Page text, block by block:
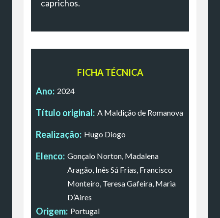
caprichos.
FICHA TÉCNICA
Ano: 2024
Título original: A Maldição de Romanova
Realização: Hugo Diogo
Elenco: Gonçalo Norton, Madalena
Aragão, Inês Sá Frias, Francisco
Monteiro, Teresa Gafeira, Maria
D’Aires
Origem: Portugal